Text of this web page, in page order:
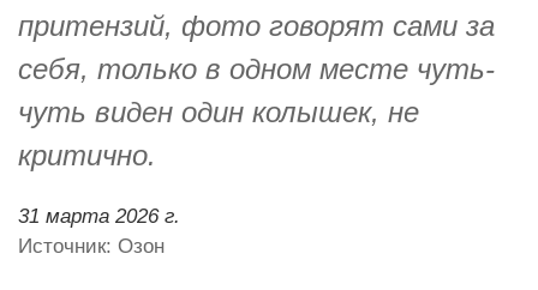
притензий, фото говорят сами за
себя, только в одном месте чуть-
чуть виден один колышек, не
критично.
31 марта 2026 г.
Источник: Озон